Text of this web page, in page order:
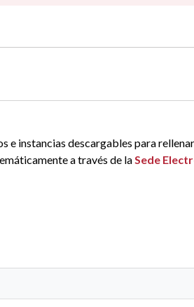
e instancias descargables para
a través de laSede